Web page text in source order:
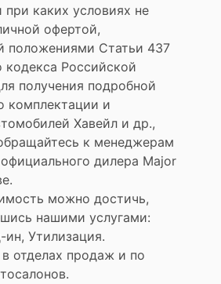
при каких условиях не
офертой,
положениями Статьи 437
кодекса Российской
получения подробной
комплектации и
Хавейл и др.,
к менеджерам
дилера Major
можно достичь,
нашими услугами:
ин, Утилизация.
отделах продаж и по